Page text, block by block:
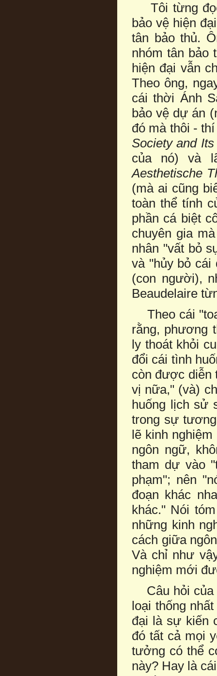
Tôi từng
bảo vệ hiện
tân bảo thủ.
nhóm tân bảo
hiện đại vẫn
Theo ông,
cái thời Ánh
bảo vệ dự án
đó mà thôi -
Society and
của nó) và
Aesthetische
(mà ai cũng
toàn thể tính
phần cá biệt
chuyên gia
nhân "vất bỏ
và "hủy bỏ cái
(con người),
Beaudelaire
Theo cái
rằng, phương
ly thoát khỏi
đổi cái tình
còn được diễn
vị nữa," (và)
huống lịch sử
trong sự
lẽ kinh
ngôn ngữ,
tham dự vào
phạm"; nên
đoạn khác
khác." Nói
những kinh
cách giữa
Và chỉ như
nghiệm mới
Câu hỏi của
loại thống
đại là sự kiến
đó tất cả mọi
tưởng có thể
này? Hay là